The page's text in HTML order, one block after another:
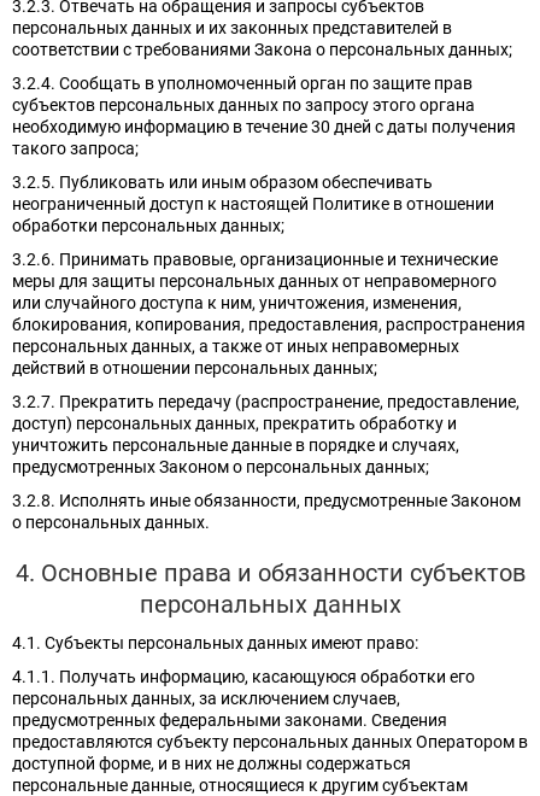
3.2.3. Отвечать на обращения и запросы субъектов
персональных данных и их законных представителей в
соответствии с требованиями Закона о персональных данных;
3.2.4. Сообщать в уполномоченный орган по защите прав
субъектов персональных данных по запросу этого органа
необходимую информацию в течение 30 дней с даты получения
такого запроса;
3.2.5. Публиковать или иным образом обеспечивать
неограниченный доступ к настоящей Политике в отношении
обработки персональных данных;
3.2.6. Принимать правовые, организационные и технические
меры для защиты персональных данных от неправомерного
или случайного доступа к ним, уничтожения, изменения,
блокирования, копирования, предоставления, распространения
персональных данных, а также от иных неправомерных
действий в отношении персональных данных;
3.2.7. Прекратить передачу (распространение, предоставление,
доступ) персональных данных, прекратить обработку и
уничтожить персональные данные в порядке и случаях,
предусмотренных Законом о персональных данных;
3.2.8. Исполнять иные обязанности, предусмотренные Законом
о персональных данных.
4. Основные права и обязанности субъектов
персональных данных
4.1. Субъекты персональных данных имеют право:
4.1.1. Получать информацию, касающуюся обработки его
персональных данных, за исключением случаев,
предусмотренных федеральными законами. Сведения
предоставляются субъекту персональных данных Оператором в
доступной форме, и в них не должны содержаться
персональные данные, относящиеся к другим субъектам